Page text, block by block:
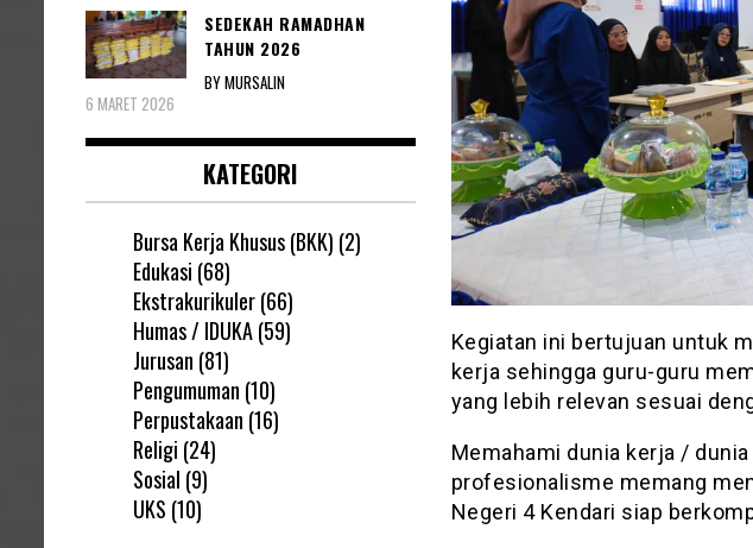
Kegiatan ini bertujuan untuk
kerja sehingga guru-guru
yang lebih relevan sesuai
Memahami dunia kerja /
profesionalisme memang
Negeri 4 Kendari siap
SEDEKAH RAMADHAN
TAHUN 2026
BY MURSALIN
6 MARET 2026
KATEGORI
Bursa Kerja Khusus (BKK) (2)
Edukasi (68)
Ekstrakurikuler(66)
Humas / IDUKA(59)
Jurusan (81)
Pengumuman (10)
Perpustakaan (16)
Religi (24)
Sosial (9)
UKS (10)